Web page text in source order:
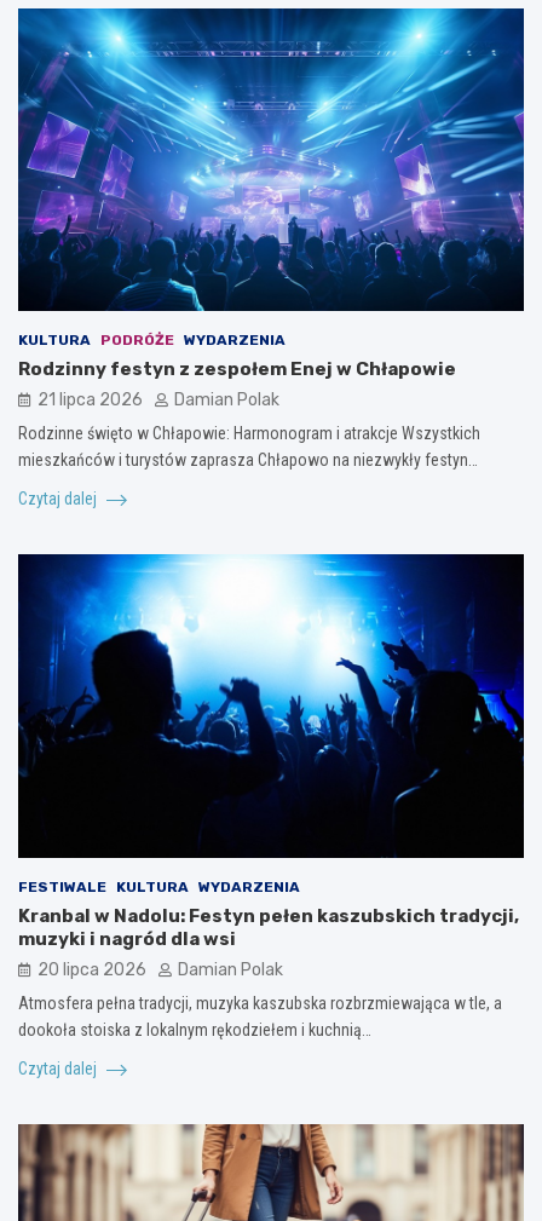
KULTURA PODRÓŻE WYDARZENIA
Rodzinny festyn z zespołem Enej w Chłapowie
21 lipca 2026 Damian Polak
Rodzinne święto w Chłapowie: Harmonogram i atrakcje Wszystkich
mieszkańców i turystów zaprasza Chłapowo na niezwykły festyn…
Czytaj dalej
FESTIWALE KULTURA WYDARZENIA
Kranbal w Nadolu: Festyn pełen kaszubskich tradycji,
muzyki i nagród dla wsi
20 lipca 2026 Damian Polak
Atmosfera pełna tradycji, muzyka kaszubska rozbrzmiewająca w tle, a
dookoła stoiska z lokalnym rękodziełem i kuchnią…
Czytaj dalej